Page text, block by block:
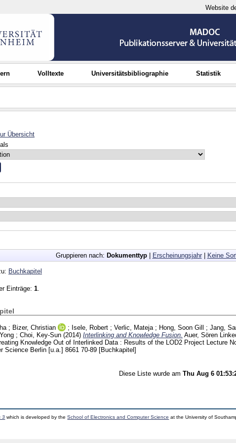
Website
Volltexte Universitätsbibliographie Statistik
Übersicht
Gruppieren nach: Dokumenttyp| Erscheinungsjahr| Keine
Buchkapitel
Einträge: 1
; Bizer, Christian ; Isele, Robert ; Verlic, Mateja ; Hong, Soon Gill ; Jang,
; Choi, Key-Sun (2014) Interlinking and Knowledge Fusion. Auer, Sören
Knowledge Out of Interlinked Data : Results of the LOD2 Project Lecture
Science Berlin [u.a.] 8661 70-89 [Buchkapitel]
Diese Liste wurde am Thu Aug 6
3 which is developed by theSchool of Electronics and Computer Science at the University of